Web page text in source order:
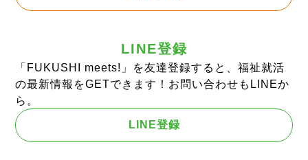
LINE登録
「FUKUSHI meets!」を友達登録すると、福祉就活
の最新情報をGETできます！お問い合わせもLINEか
ら。
LINE登録